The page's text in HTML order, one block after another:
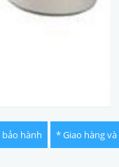
hành * Giao hàng